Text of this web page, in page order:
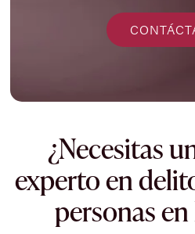
¿Necesitas
experto en
personas